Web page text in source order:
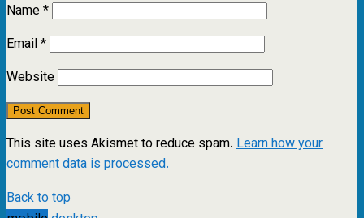
Name*
Email*
Website
This site uses Akismet to reduce spam. Learn how your
comment data is processed.
Back to top